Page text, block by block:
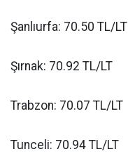
Şanlıurfa: 70.50 TL/LT
Şırnak: 70.92 TL/LT
Trabzon: 70.07 TL/LT
Tunceli: 70.94 TL/LT